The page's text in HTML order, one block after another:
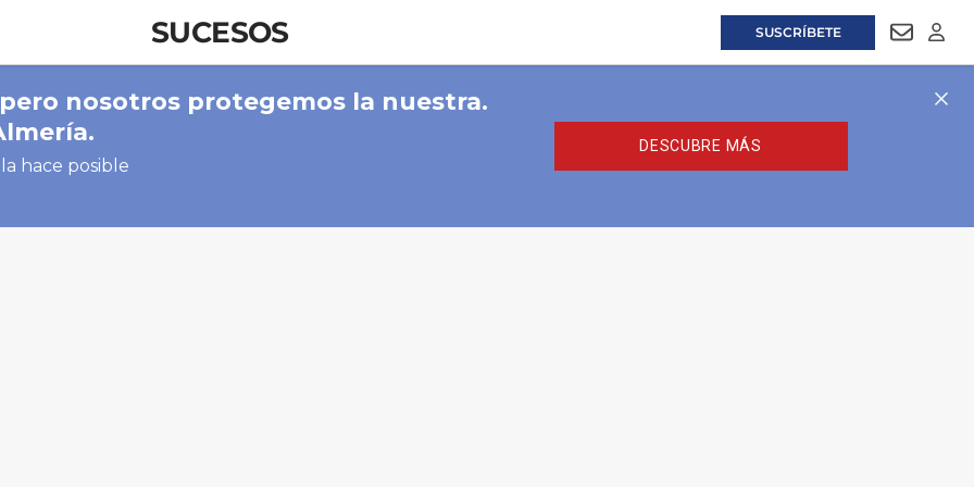
SUSCRÍBETE
SUCESOS